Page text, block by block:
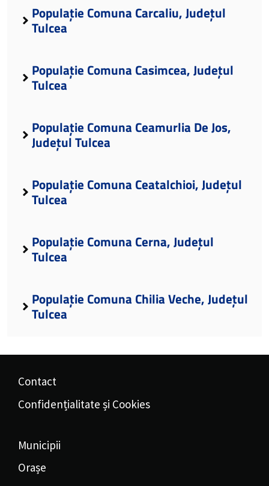
Populație Comuna Carcaliu, Județul
Tulcea
Populație Comuna Casimcea, Județul
Tulcea
Populație Comuna Ceamurlia De Jos,
Județul Tulcea
Populație Comuna Ceatalchioi, Județul
Tulcea
Populație Comuna Cerna, Județul
Tulcea
Populație Comuna Chilia Veche, Județul
Tulcea
Contact
Confidențialitate și Cookies
Municipii
Orașe